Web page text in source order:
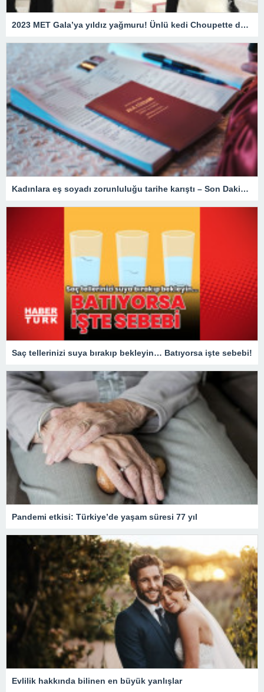
2023 MET Gala’ya yıldız yağmuru! Ünlü kedi Choupette de unutulmadı
Kadınlara eş soyadı zorunluluğu tarihe karıştı – Son Dakika Türkiye Haberleri
Saç tellerinizi suya bırakıp bekleyin… Batıyorsa işte sebebi!
Pandemi etkisi: Türkiye’de yaşam süresi 77 yıl
Evlilik hakkında bilinen en büyük yanlışlar